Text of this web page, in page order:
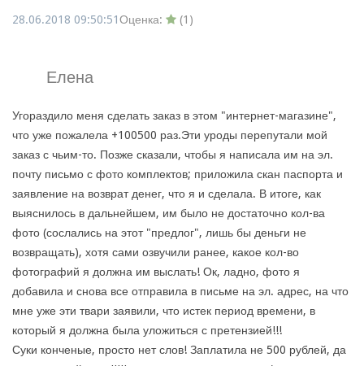
28.06.2018 09:50:51Оценка: (1 )
Елена
Угораздило меня сделать заказ в этом "интернет-магазине",
что уже пожалела +100500 раз.Эти уроды перепутали мой
заказ с чьим-то. Позже сказали, чтобы я написала им на эл.
почту письмо с фото комплектов; приложила скан паспорта и
заявление на возврат денег, что я и сделала. В итоге, как
выяснилось в дальнейшем, им было не достаточно кол-ва
фото (сослались на этот "предлог", лишь бы деньги не
возвращать), хотя сами озвучили ранее, какое кол-во
фотографий я должна им выслать! Ок, ладно, фото я
добавила и снова все отправила в письме на эл. адрес, на что
мне уже эти твари заявили, что истек период времени, в
который я должна была уложиться с претензией!!!
Суки конченые, просто нет слов! Заплатила не 500 рублей, да